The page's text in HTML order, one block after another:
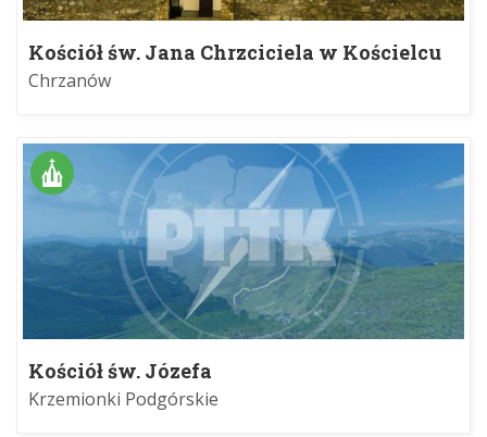
Kościół św. Jana Chrzciciela w Kościelcu
Chrzanów
Kościół św. Józefa
Krzemionki Podgórskie